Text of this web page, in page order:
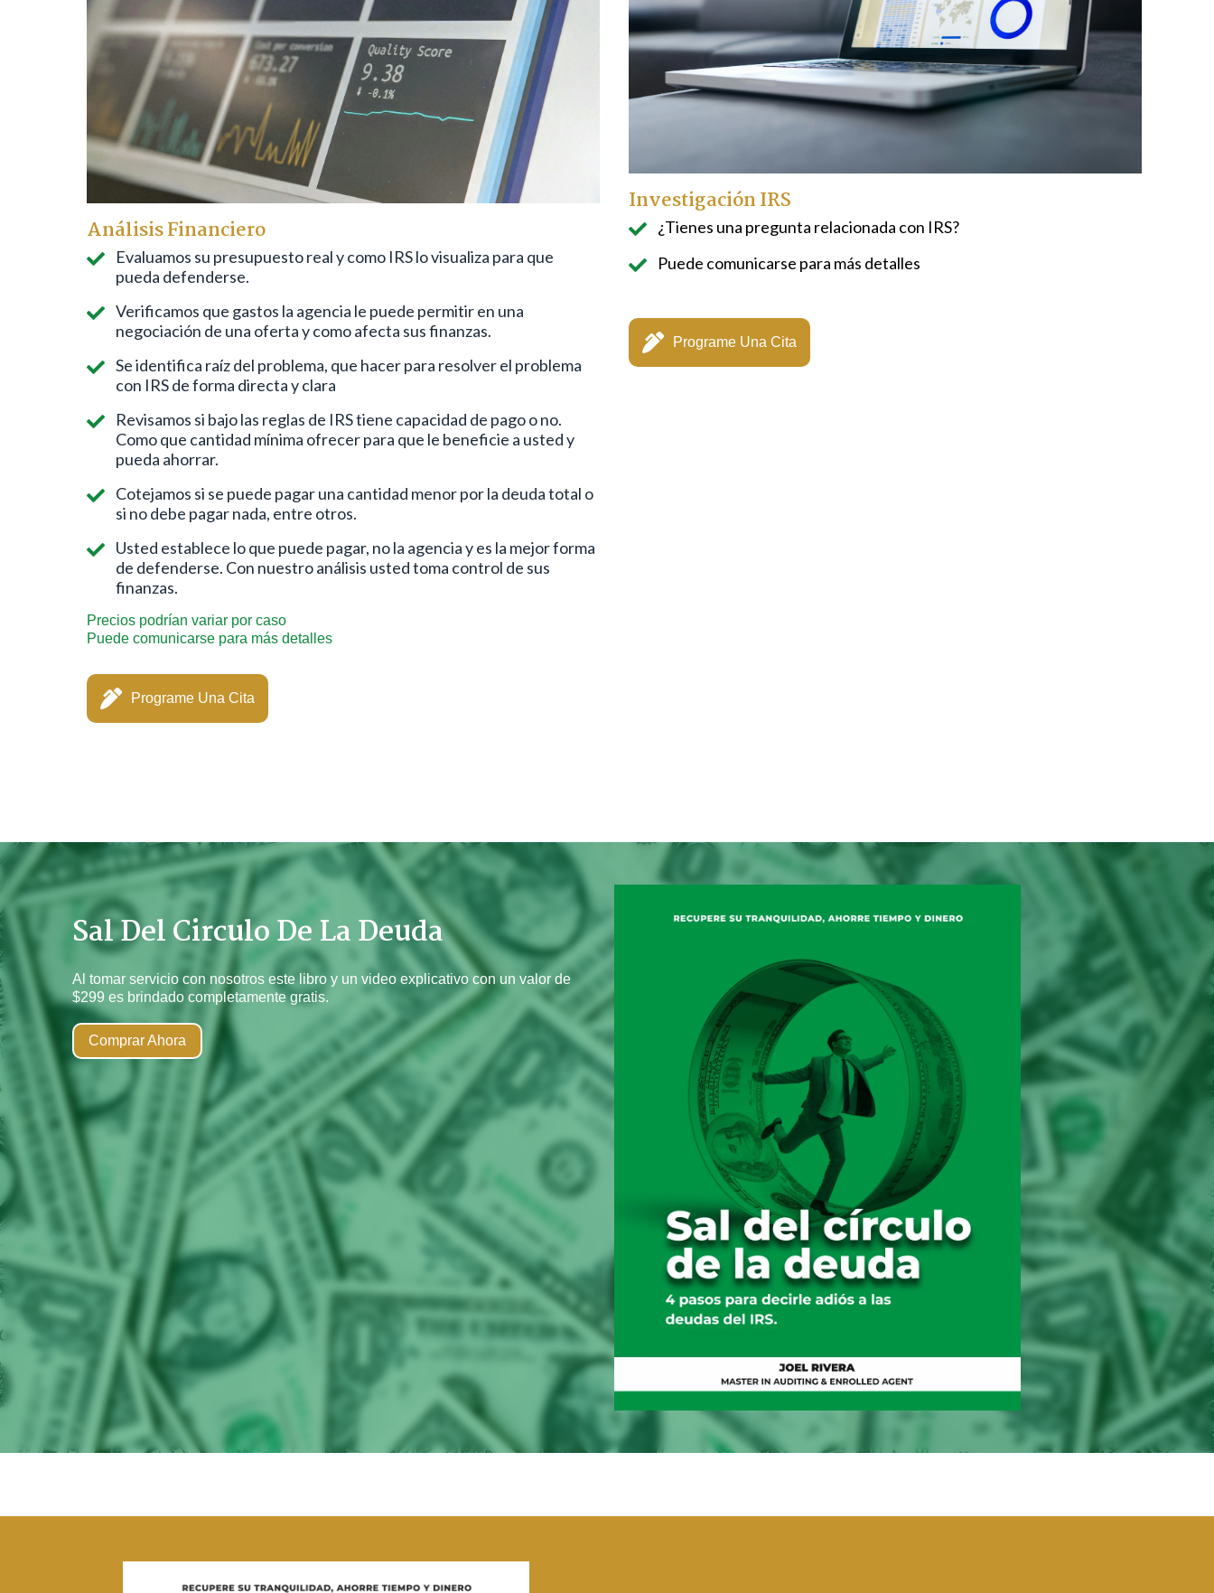
Análisis Financiero
Evaluamos su presupuesto real y como IRS lo visualiza para que
pueda defenderse.
Verificamos que gastos la agencia le puede permitir en una
negociación de una oferta y como afecta sus finanzas.
Se identifica raíz del problema, que hacer para resolver el problema
con IRS de forma directa y clara
Revisamos si bajo las reglas de IRS tiene capacidad de pago o no.
Como que cantidad mínima ofrecer para que le beneficie a usted y
pueda ahorrar.
Cotejamos si se puede pagar una cantidad menor por la deuda total o
si no debe pagar nada, entre otros.
Usted establece lo que puede pagar, no la agencia y es la mejor forma
de defenderse. Con nuestro análisis usted toma control de sus
finanzas.
Precios podrían variar por caso
Puede comunicarse para más detalles
Programe Una Cita
Investigación IRS
¿Tienes una pregunta relacionada con IRS?
Puede comunicarse para más detalles
Programe Una Cita
Sal Del Circulo De La Deuda
Al tomar servicio con nosotros este libro y un video explicativo con un valor de
$299 es brindado completamente gratis.
Comprar Ahora